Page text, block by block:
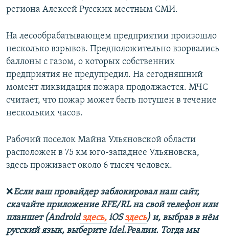
региона Алексей Русских местным СМИ.
На лесообрабатывающем предприятии произошло
несколько взрывов. Предположительно взорвались
баллоны с газом, о которых собственник
предприятия не предупредил. На сегодняшний
момент ликвидация пожара продолжается. МЧС
считает, что пожар может быть потушен в течение
нескольких часов.
Рабочий поселок Майна Ульяновской области
расположен в 75 км юго-западнее Ульяновска,
здесь проживает около 6 тысяч человек.
❌Если ваш провайдер заблокировал наш сайт,
скачайте приложение RFE/RL на свой телефон или
планшет (Androidздесь, iOSздесь) и, выбрав в нём
русский язык, выберите Idel.Реалии. Тогда мы